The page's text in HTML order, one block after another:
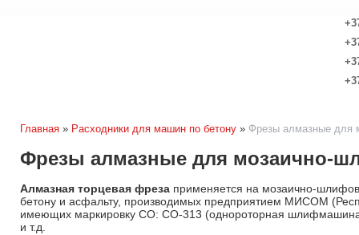
Главная » Расходники для машин по бетону » Фрезы алмазные для
Фрезы алмазные для мозаично-
Алмазная торцевая фреза применяется на мозаично-
бетону и асфальту, производимых предприятием МИСОМ
имеющих маркировку СО: СО-313 (однороторная
и т.д.